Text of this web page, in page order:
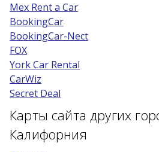
Mex Rent a Car
BookingCar
BookingCar-Nect
FOX
York Car Rental
CarWiz
Secret Deal
Карты сайта других
Калифорния